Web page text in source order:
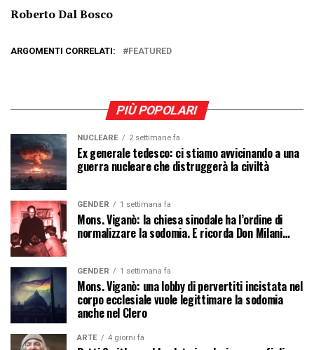
Roberto Dal Bosco
ARGOMENTI CORRELATI: FEATURED
PIÙ POPOLARI
NUCLEARE 2 settimane fa
Ex generale tedesco: ci stiamo avvicinando a una
guerra nucleare che distruggerà la civiltà
GENDER 1 settimana fa
Mons. Viganò: la chiesa sinodale ha l’ordine di
normalizzare la sodomia. E ricorda Don Milani…
GENDER 1 settimana fa
Mons. Viganò: una lobby di pervertiti incistata nel
corpo ecclesiale vuole legittimare la sodomia
anche nel Clero
ARTE 4 giorni fa